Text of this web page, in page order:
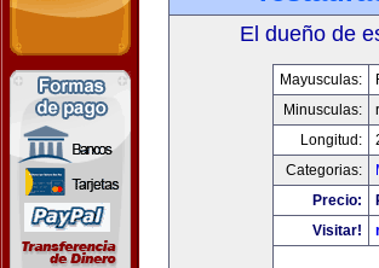
El dueño de
Mayusculas:
Minusculas:
Longitud:
Categorias:
Precio:
Visitar!